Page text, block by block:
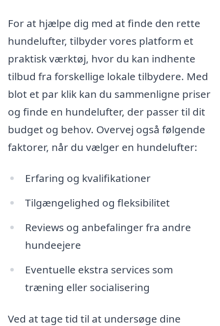
For at hjælpe dig med at finde den rette
hundelufter, tilbyder vores platform et
praktisk værktøj, hvor du kan indhente
tilbud fra forskellige lokale tilbydere. Med
blot et par klik kan du sammenligne priser
og finde en hundelufter, der passer til dit
budget og behov. Overvej også følgende
faktorer, når du vælger en hundelufter:
Erfaring og kvalifikationer
Tilgængelighed og fleksibilitet
Reviews og anbefalinger fra andre
hundeejere
Eventuelle ekstra services som
træning eller socialisering
Ved at tage tid til at undersøge dine